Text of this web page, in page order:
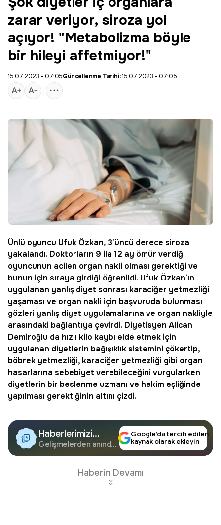
zarar veriyor, siroza yol
açıyor! "Metabolizma böyle
bir hileyi affetmiyor!"
15.07.2023 - 07:05Güncellenme Tarihi:15.07.2023 - 07:05
Ünlü oyuncu Ufuk Özkan, 3’üncü derece siroza
yakalandı. Doktorların 9 ila 12 ay ömür verdiği
oyuncunun acilen organ nakli olması gerektiği ve
bunun için sıraya girdiği öğrenildi. Ufuk Özkan’ın
uygulanan yanlış diyet sonrası karaciğer yetmezliği
yaşaması ve organ nakli için başvuruda bulunması
gözleri yanlış diyet uygulamalarına ve organ nakliyle
arasındaki bağlantıya çevirdi. Diyetisyen Alican
Demiroğlu da hızlı kilo kaybı elde etmek için
uygulanan diyetlerin bağışıklık sistemini çökertip,
böbrek yetmezliği, karaciğer yetmezliği gibi organ
hasarlarına sebebiyet verebileceğini vurgularken
diyetlerin bir beslenme uzmanı ve hekim eşliğinde
yapılması gerektiğinin altını çizdi.
Haberlerimizi
Google'da Takip
Edin
Gelişmelerden anında
Google’da tercih edilen
kaynak olarak ekleyin
Haberin Devamı